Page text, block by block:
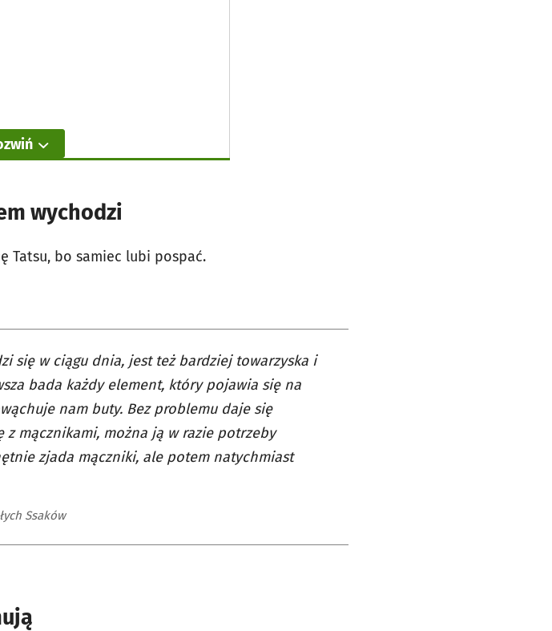
na Instagramie
wychodzi
Tatsu, bo samiec lubi pospać.
się w ciągu dnia, jest też bardziej towarzyska i
bada każdy element, który pojawia się na
nam buty. Bez problemu daje się
z mącznikami, można ją w razie potrzeby
zjada mączniki, ale potem natychmiast
Ssaków